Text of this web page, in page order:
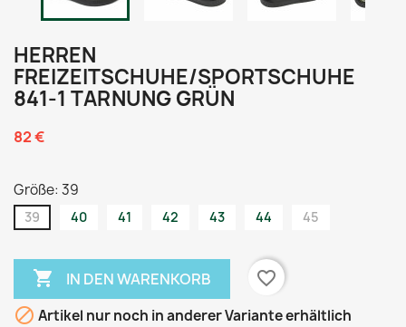
HERREN
FREIZEITSCHUHE/SPORTSCHUHE
841-1 TARNUNG GRÜN
82 €
Größe: 39
39 40 41 42 43 44 45
 IN DEN WARENKORB
favorite_border
 Artikel nur noch in anderer Variante erhältlich